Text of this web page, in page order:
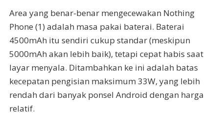
Area yang benar-benar mengecewakan Nothing
Phone (1) adalah masa pakai baterai. Baterai
4500mAh itu sendiri cukup standar (meskipun
5000mAh akan lebih baik), tetapi cepat habis saat
layar menyala. Ditambahkan ke ini adalah batas
kecepatan pengisian maksimum 33W, yang lebih
rendah dari banyak ponsel Android dengan harga
relatif.